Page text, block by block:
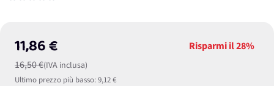
11,86 €
16,50 €(IVA inclusa)
Risparmi il28%
Ultimo prezzo più basso:9,12 €